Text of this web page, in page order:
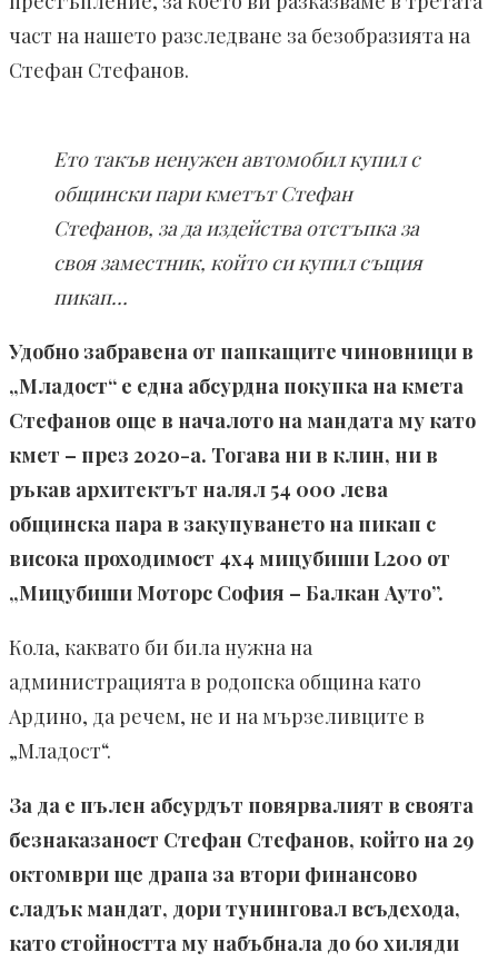
част на нашето разследване за безобразията на
Стефан Стефанов.
Ето такъв ненужен автомобил купил с
общински пари кметът Стефан
Стефанов, за да издейства отстъпка за
своя заместник, който си купил същия
пикап…
Удобно забравена от папкащите чиновници в
„Младост“ е една абсурдна покупка на кмета
Стефанов още в началото на мандата му като
кмет – през 2020-а. Тогава ни в клин, ни в
ръкав архитектът налял 54 000 лева
общинска пара в закупуването на пикап с
висока проходимост 4х4 мицубиши L200 от
„Мицубиши Моторс София – Балкан Ауто”.
Кола, каквато би била нужна на
администрацията в родопска община като
Ардино, да речем, не и на мързеливците в
„Младост“.
За да е пълен абсурдът повярвалият в своята
безнаказаност Стефан Стефанов, който на 29
октомври ще драпа за втори финансово
сладък мандат, дори тунинговал всъдехода,
като стойността му набъбнала до 60 хиляди